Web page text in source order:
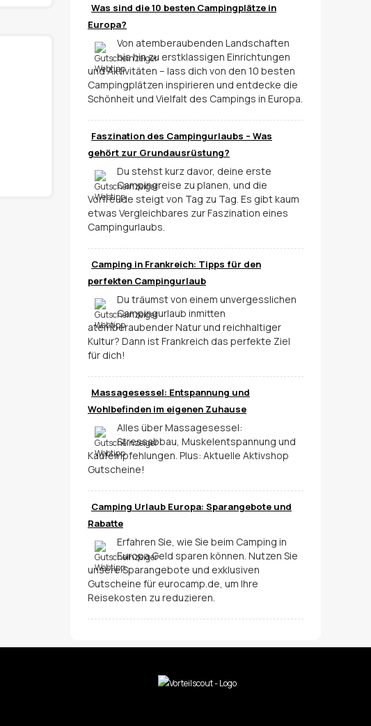
Was sind die 10 besten Campingplätze in
Europa?
Von atemberaubenden Landschaften
bis hin zu erstklassigen Einrichtungen
und Aktivitäten – lass dich von den 10 besten
Campingplätzen inspirieren und entdecke die
Schönheit und Vielfalt des Campings in Europa.
Faszination des Campingurlaubs – Was
gehört zur Grundausrüstung?
Du stehst kurz davor, deine erste
Campingreise zu planen, und die
Vorfreude steigt von Tag zu Tag. Es gibt kaum
etwas Vergleichbares zur Faszination eines
Campingurlaubs.
Camping in Frankreich: Tipps für den
perfekten Campingurlaub
Du träumst von einem unvergesslichen
Campingurlaub inmitten
atemberaubender Natur und reichhaltiger
Kultur? Dann ist Frankreich das perfekte Ziel
für dich!
Massagesessel: Entspannung und
Wohlbefinden im eigenen Zuhause
Alles über Massagesessel:
Stressabbau, Muskelentspannung und
Kaufempfehlungen. Plus: Aktuelle Aktivshop
Gutscheine!
Camping Urlaub Europa: Sparangebote und
Rabatte
Erfahren Sie, wie Sie beim Camping in
Europa Geld sparen können. Nutzen Sie
unsere Sparangebote und exklusiven
Gutscheine für eurocamp.de, um Ihre
Reisekosten zu reduzieren.